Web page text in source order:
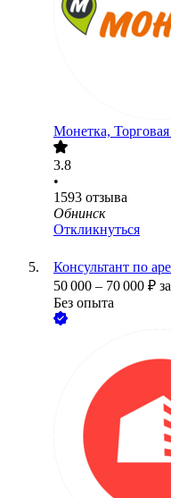
Монетка, Торговая
3.8
•
1593 отзыва
Обнинск
Откликнуться
Консультант по
50 000 – 70 000 ₽
Без опыта